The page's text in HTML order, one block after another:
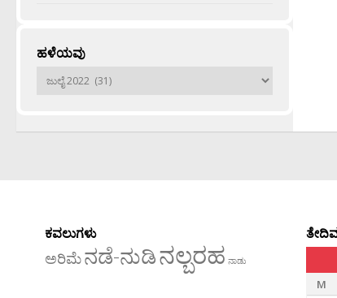
ಹಳೆಯವು
ಹಳೆಯವು
ಕವಲುಗಳು
ಅರಿಮೆನಡೆ-ನುಡಿನಲ್ಬರಹ ನಾಡು
M